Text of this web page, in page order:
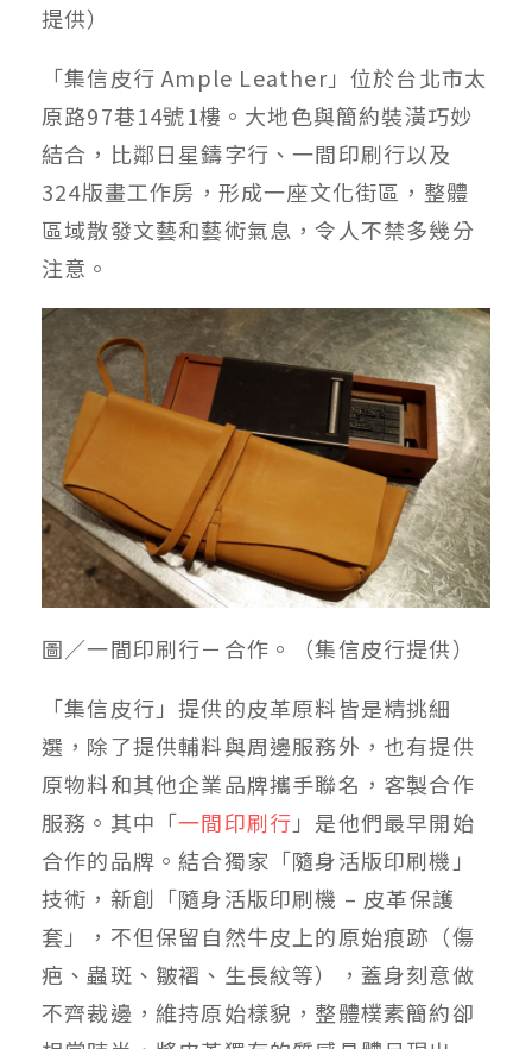
提供）
「集信皮行 Ample Leather」位於台北市太
原路97巷14號1樓。大地色與簡約裝潢巧妙
結合，比鄰日星鑄字行、一間印刷行以及
324版畫工作房，形成一座文化街區，整體
區域散發文藝和藝術氣息，令人不禁多幾分
注意。
圖／一間印刷行－合作。（集信皮行提供）
「集信皮行」提供的皮革原料皆是精挑細
選，除了提供輔料與周邊服務外，也有提供
原物料和其他企業品牌攜手聯名，客製合作
服務。其中「一間印刷行 」是他們最早開始
合作的品牌。結合獨家「隨身活版印刷機」
技術，新創「隨身活版印刷機 – 皮革保護
套」，不但保留自然牛皮上的原始痕跡（傷
疤、蟲斑、皺褶、生長紋等），蓋身刻意做
不齊裁邊，維持原始樣貌，整體樸素簡約卻